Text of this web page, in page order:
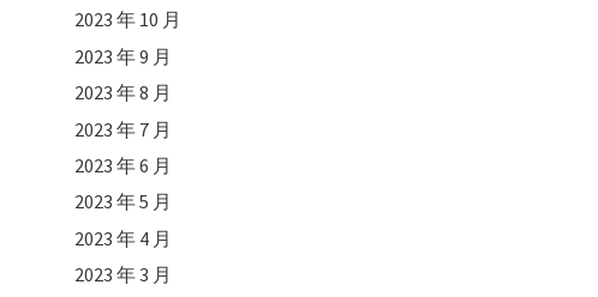
2023 年 10 月
2023 年 9 月
2023 年 8 月
2023 年 7 月
2023 年 6 月
2023 年 5 月
2023 年 4 月
2023 年 3 月